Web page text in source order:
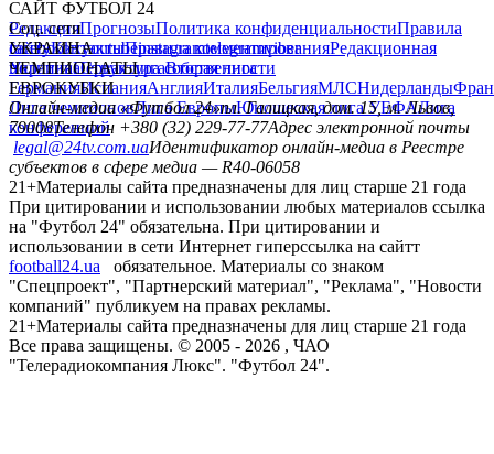
САЙТ ФУТБОЛ 24
РедакцияПрогнозыПолитика конфиденциальностиПравила
сайтуКонтактыПравила комментированияРедакционная
политикаСтруктура собственности
Соц. сети
facebookxyoutubeinstagramtelegramviber
УКРАИНА
УкраинаПервая лигаВторая лига
ЧЕМПИОНАТЫ
ГерманияИспанияАнглияИталияБельгияМЛСНидерланды
ЕВРОКУБКИ
Лига чемпионовЛига ЕвропыЮношеская лига УЕФАЛига
конференций
Онлайн-медиа «Футбол 24»пл. Галицкая, дом. 15, м. Львов,
79008Телефон +380 (32) 229-77-77Адрес электронной почты
legal@24tv.com.uaИдентификатор онлайн-медиа в Реестре
субъектов в сфере медиа — R40-06058
21+Материалы сайта предназначены для лиц старше 21 года
При цитировании и использовании любых материалов ссылка
на "Футбол 24" обязательна. При цитировании и
использовании в сети Интернет гиперссылка на сайтт
football24.ua
обязательное. Материалы со знаком
"Спецпроект", "Партнерский материал", "Реклама", "Новости
компаний" публикуем на правах рекламы.
21+Материалы сайта предназначены для лиц старше 21 года
Все права защищены. © 2005 - 2026 , ЧАО
"Телерадиокомпания Люкс". "Футбол 24".